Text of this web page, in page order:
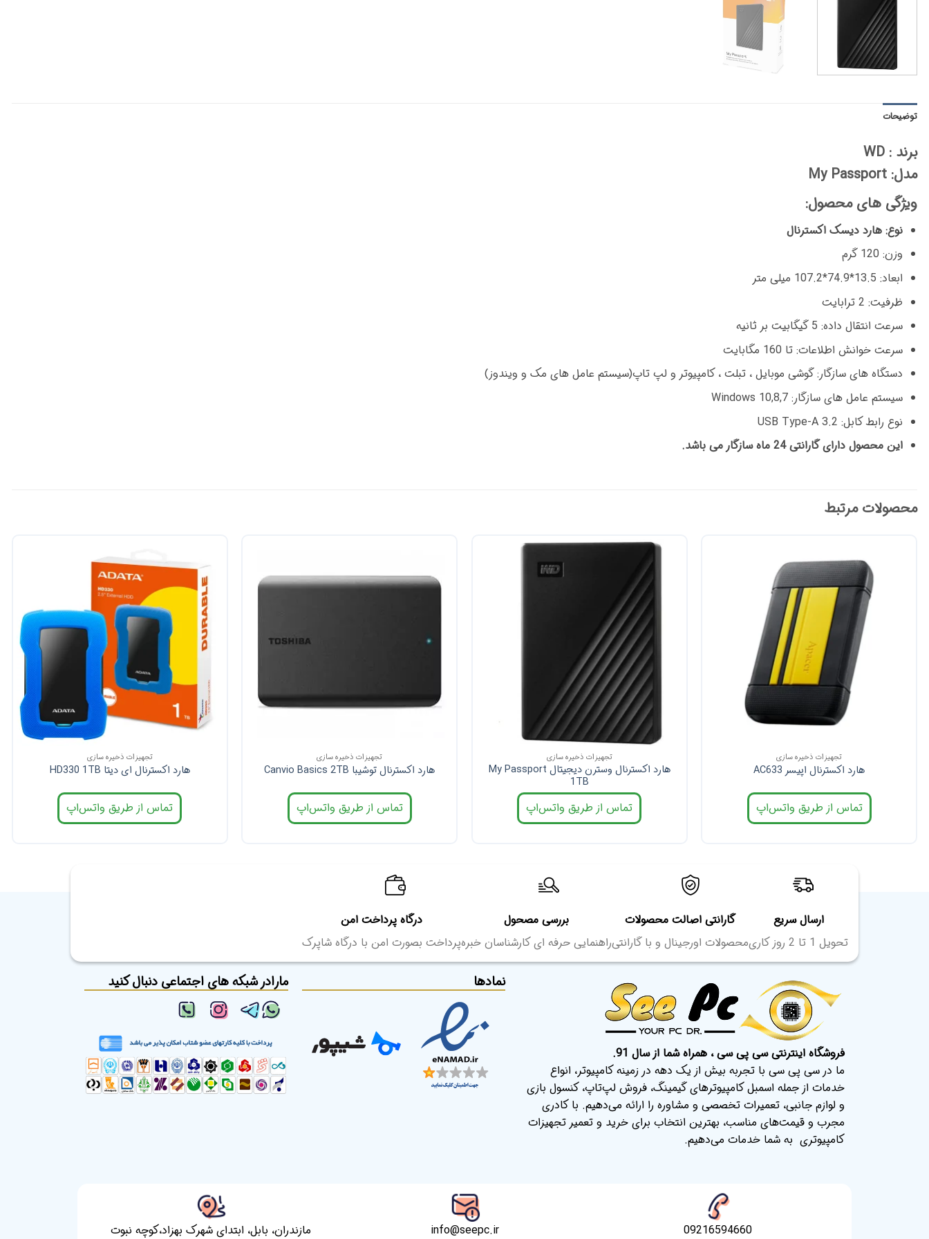
توضیحات
برند : WD
مدل: My Passport
ویژگی های محصول:
نوع: هارد دیسک اکسترنال
وزن: 120 گرم
ابعاد: 13.5*74.9*107.2 میلی متر
ظرفیت: 2 ترابایت
سرعت انتقال داده: 5 گیگابیت بر ثانیه
سرعت خوانش اطلاعات: تا 160 مگابایت
دستگاه های سازگار: گوشی موبایل ، تبلت ، کامپیوتر و لپ تاپ(سیستم عامل های مک و ویندوز)
سیستم عامل های سازگار: Windows 10,8,7
نوع رابط کابل: USB Type-A 3.2
این محصول دارای گارانتی 24 ماه سازگار می باشد.
محصولات مرتبط
تجهیزات ذخیره سازی
هارد اکسترنال اپیسر AC633
تماس از طریق واتس‌اپ
تجهیزات ذخیره سازی
هارد اکسترنال وسترن دیجیتال My Passport
1TB
تماس از طریق واتس‌اپ
تجهیزات ذخیره سازی
هارد اکسترنال توشیبا Canvio Basics 2TB
تماس از طریق واتس‌اپ
تجهیزات ذخیره سازی
هارد اکسترنال ای دیتا HD330 1TB
تماس از طریق واتس‌اپ
ارسال سریع
تحویل 1 تا 2 روز کاری
گارانتی اصالت محصولات
محصولات اورجینال و با گارانتی
بررسی مصحول
راهنمایی حرفه ای کارشناسان خبره
درگاه پرداخت امن
پرداخت بصورت امن با درگاه شاپرک
فروشگاه اینترنتی سی پی سی ، همراه شما از سال 91.
ما در سی پی سی با تجربه بیش از یک دهه در زمینه کامپیوتر، انواع
خدمات از جمله اسمبل کامپیوترهای گیمینگ، فروش لپ‌تاپ، کنسول بازی
و لوازم جانبی، تعمیرات تخصصی و مشاوره را ارائه می‌دهیم. با کادری
مجرب و قیمت‌های مناسب، بهترین انتخاب برای خرید و تعمیر تجهیزات
کامپیوتری به شما خدمات می‌دهیم.
نمادها مارادر شبکه های اجتماعی دنبال کنید
09216594660
info@seepc.ir مازندران، بابل، ابتدای شهرک بهزاد،کوچه نبوت